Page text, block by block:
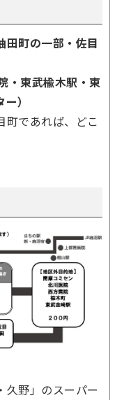
田町の一部・佐目
・東武楡木駅・東
）
であれば、どこ
久野」のスーパー